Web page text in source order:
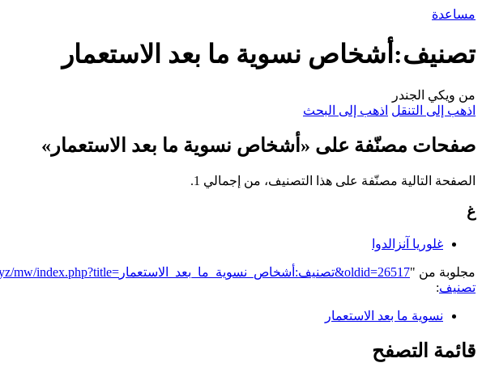
مساعدة
تصنيف:أشخاص نسوية ما بعد الاستعمار
من ويكي الجندر
اذهب إلى التنقل اذهب إلى البحث
صفحات مصنّفة على «أشخاص نسوية ما بعد الاستعمار»
الصفحة التالية مصنّفة على هذا التصنيف، من إجمالي 1.
غ
غلوريا آنزالدوا
مجلوبة من "https://genderiyya.xyz/mw/index.php?title=تصنيف:أشخاص_نسوية_ما_بعد_الاستعمار&oldid=26517
تصنيف:
نسوية ما بعد الاستعمار
قائمة التصفح